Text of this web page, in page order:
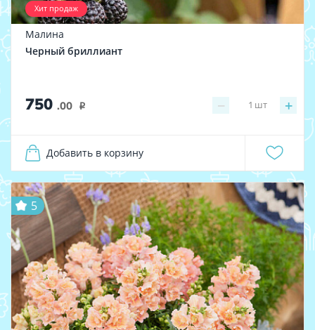
Хит продаж
Малина
Черный бриллиант
750 .00 i − +
1 шт
Добавить в корзину
5